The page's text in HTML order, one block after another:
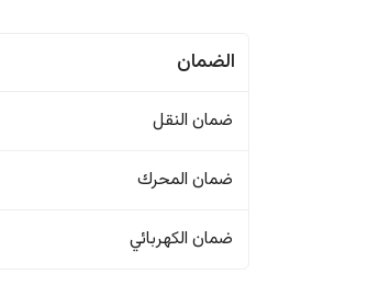
الضمان
ضمان النقل
ضمان المحرك
ضمان الكهربائي